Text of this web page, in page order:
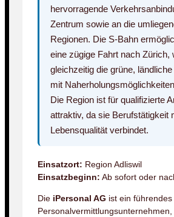
hervorragende
Zentrum sowie an die
Regionen. Die S-Bahn
eine zügige Fahrt nach Zürich,
gleichzeitig die grüne,
mit
Die Region ist für qualifizierte
attraktiv, da sie Berufstätigkeit
Lebensqualität verbindet.
Einsatzort: Region Adliswil
Einsatzbeginn: Ab sofort oder
Die iPersonal AG ist ein führendes